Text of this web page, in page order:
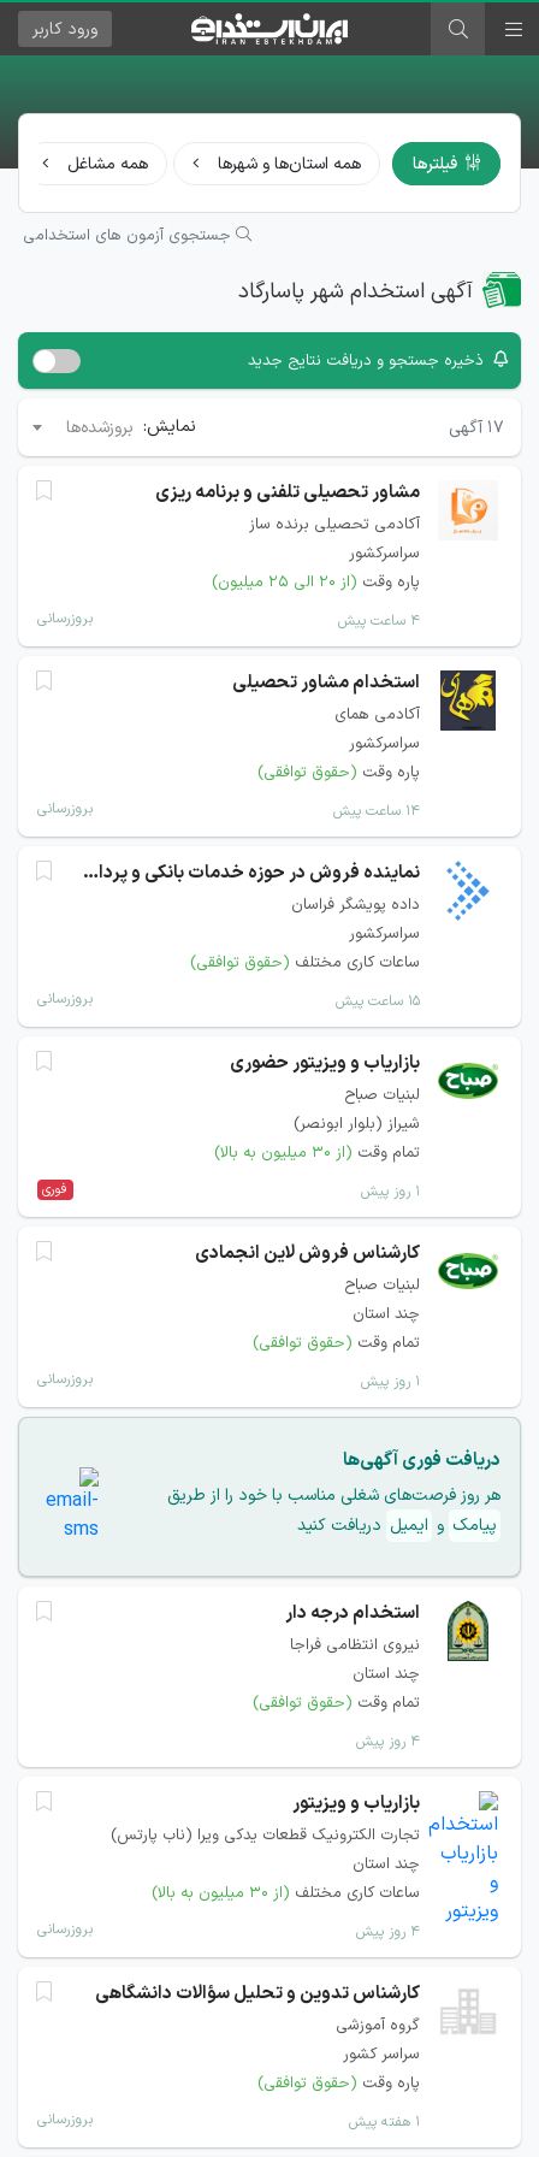
ورود کاربر
فیلترها همه استان‌ها و شهرها همه مشاغل
جستجوی آزمون های استخدامی
آگهی استخدام شهر پاسارگاد
ذخیره جستجو و دریافت نتایج جدید
۱۷ آگهی نمایش: بروزشده‌ها
مشاور تحصیلی تلفنی و برنامه ریزی
آکادمی تحصیلی برنده ساز
سراسرکشور
پاره وقت (از ۲۰ الی ۲۵ میلیون)
۴ ساعت پیش بروزرسانی
استخدام مشاور تحصیلی
آکادمی همای
سراسرکشور
پاره وقت (حقوق توافقی)
۱۴ ساعت پیش بروزرسانی
نماینده فروش در حوزه خدمات بانکی و پرداخت
داده پویشگر فراسان
سراسرکشور
ساعات کاری مختلف (حقوق توافقی)
۱۵ ساعت پیش بروزرسانی
بازاریاب و ویزیتور حضوری
لبنیات صباح
شیراز (بلوار ابونصر)
تمام وقت (از ۳۰ میلیون به بالا)
۱ روز پیش فوری
کارشناس فروش لاین انجمادی
لبنیات صباح
چند استان
تمام وقت (حقوق توافقی)
۱ روز پیش بروزرسانی
دریافت فوری آگهی‌ها
هر روز فرصت‌های شغلی مناسب با خود را از طریق
پیامک و ایمیل دریافت کنید
استخدام درجه دار
نیروی انتظامی فراجا
چند استان
تمام وقت (حقوق توافقی)
۴ روز پیش
بازاریاب و ویزیتور
تجارت الکترونیک قطعات یدکی ویرا (ناب پارتس)
چند استان
ساعات کاری مختلف (از ۳۰ میلیون به بالا)
۴ روز پیش بروزرسانی
کارشناس تدوین و تحلیل سؤالات دانشگاهی
گروه آموزشی
سراسر کشور
پاره وقت (حقوق توافقی)
۱ هفته پیش بروزرسانی